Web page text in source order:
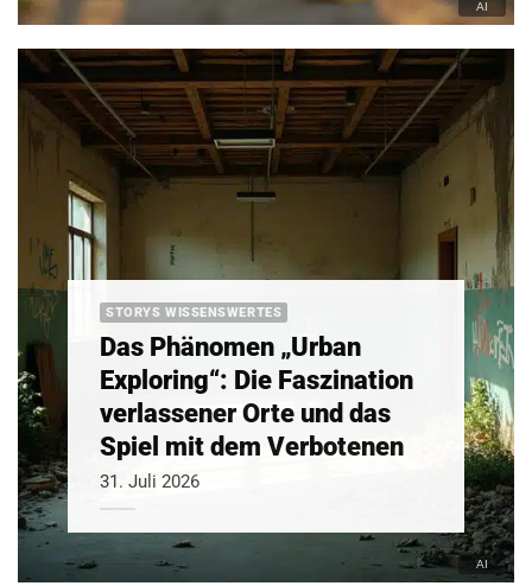
STORYS WISSENSWERTES
Das Phänomen „Urban
Exploring“: Die Faszination
verlassener Orte und das
Spiel mit dem Verbotenen
31. Juli 2026